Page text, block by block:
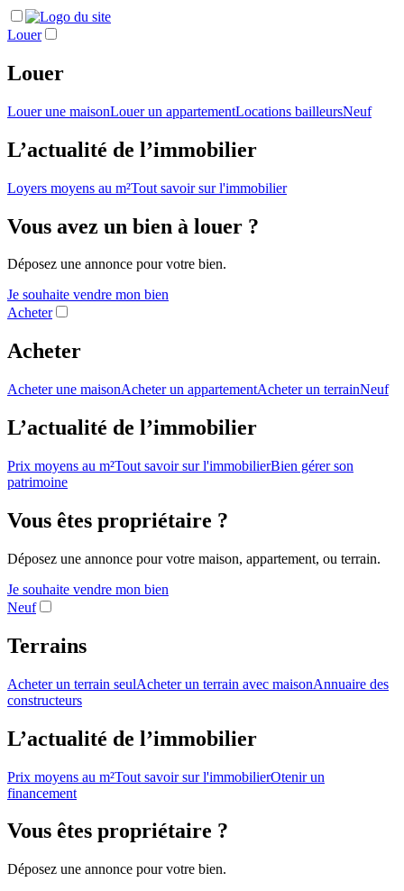
Louer
Louer
Louer une maisonLouer un appartementLocations bailleursNeuf
L’actualité de l’immobilier
Loyers moyens au m²Tout savoir sur l'immobilier
Vous avez un bien à louer ?
Déposez une annonce pour votre bien.
Je souhaite vendre mon bien
Acheter
Acheter
Acheter une maisonAcheter un appartementAcheter un terrainNeuf
L’actualité de l’immobilier
Prix moyens au m²Tout savoir sur l'immobilierBien gérer son
patrimoine
Vous êtes propriétaire ?
Déposez une annonce pour votre maison, appartement, ou terrain.
Je souhaite vendre mon bien
Neuf
Terrains
Acheter un terrain seulAcheter un terrain avec maisonAnnuaire des
constructeurs
L’actualité de l’immobilier
Prix moyens au m²Tout savoir sur l'immobilierOtenir un
financement
Vous êtes propriétaire ?
Déposez une annonce pour votre bien.